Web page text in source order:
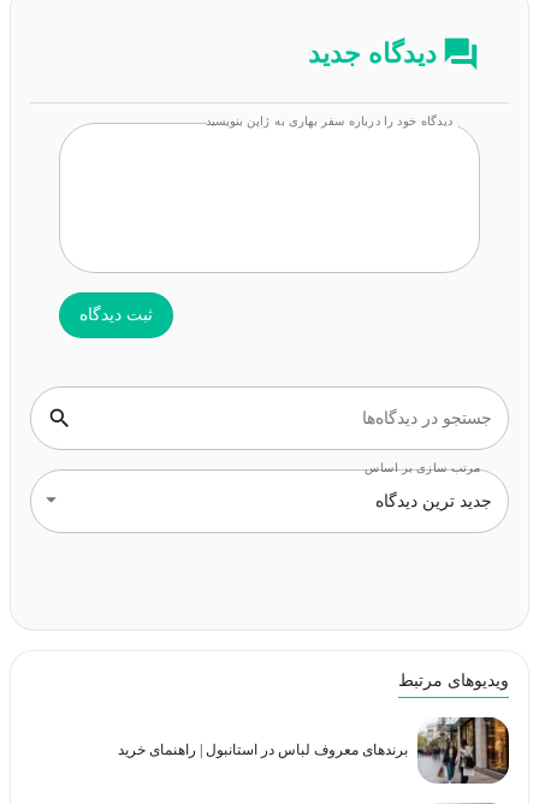
دیدگاه جدید
دیدگاه خود را درباره سفر بهاری به ژاپن بنویسید
ثبت دیدگاه
جستجو در دیدگاه‌ها
مرتب سازی بر اساس
جدید ترین دیدگاه
ویدیوهای مرتبط
برندهای معروف لباس در استانبول | راهنمای خرید